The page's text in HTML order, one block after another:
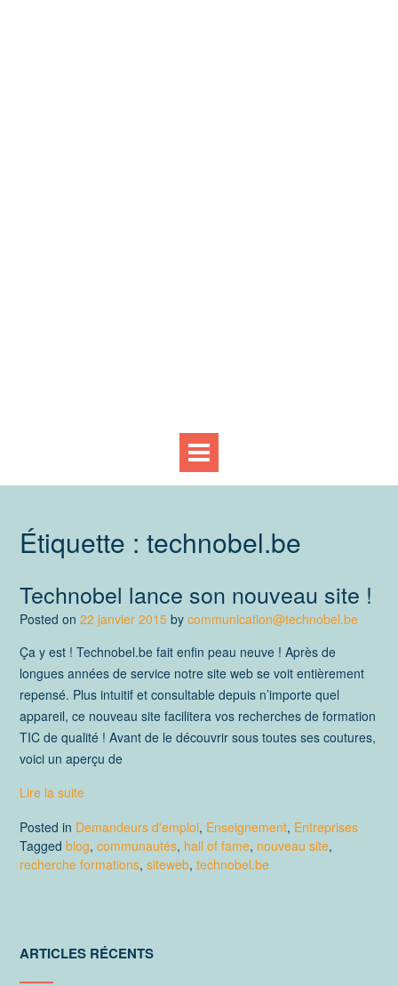
Étiquette : technobel.be
Technobel lance son nouveau site !
Posted on 22 janvier 2015 by communication@technobel.be
Ça y est ! Technobel.be fait enfin peau neuve ! Après de
longues années de service notre site web se voit entièrement
repensé. Plus intuitif et consultable depuis n’importe quel
appareil, ce nouveau site facilitera vos recherches de formation
TIC de qualité ! Avant de le découvrir sous toutes ses coutures,
voici un aperçu de
Lire la suite
Posted in Demandeurs d'emploi, Enseignement, Entreprises
Tagged blog, communautés, hall of fame, nouveau site,
recherche formations, siteweb, technobel.be
ARTICLES RÉCENTS